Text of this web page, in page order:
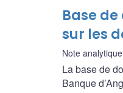
Base
sur les
Note
La base de
Banque